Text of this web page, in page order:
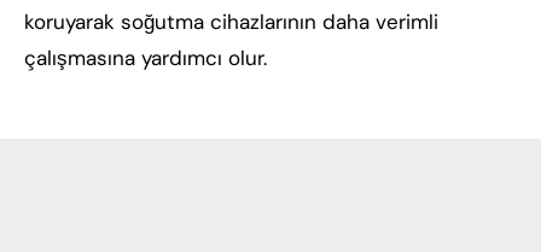
koruyarak soğutma cihazlarının daha verimli
çalışmasına yardımcı olur.